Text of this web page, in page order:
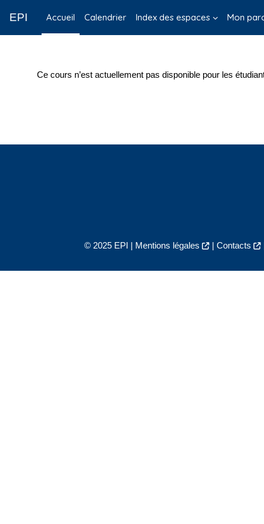
EPI Accueil Calendrier Index des espaces Mon
Ce cours n’est actuellement pas disponible pour les
© 2025 EPI | Mentions légales | Contacts